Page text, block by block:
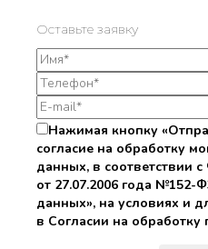
Оставьте заявку
Нажимая кнопку
согласие на обработку
данных, в соответствии
от 27.07.2006 года №152-
данных», на условиях и
в Согласии на